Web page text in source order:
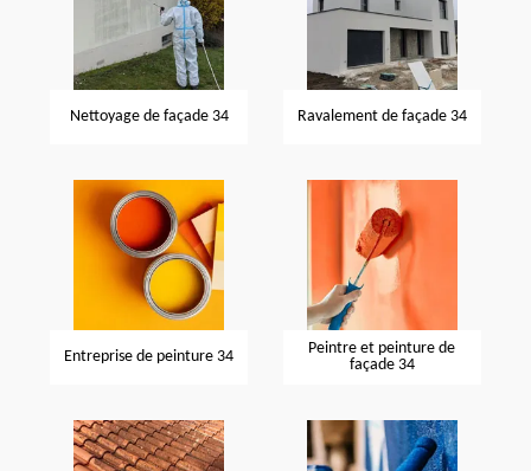
Nettoyage de façade 34 Ravalement de façade 34
Entreprise de peinture 34
Peintre et peinture de
façade 34